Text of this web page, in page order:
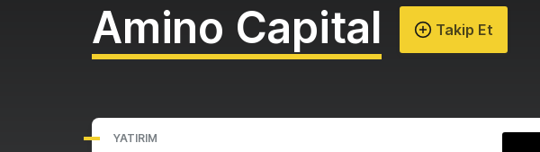
Amino Capital Takip Et
YATIRIM